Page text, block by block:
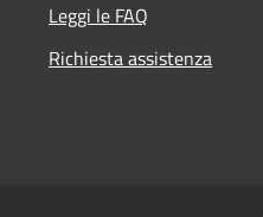
Leggi le FAQ
Richiesta assistenza